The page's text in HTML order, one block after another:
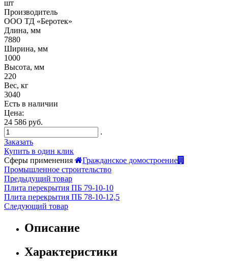
шт
Производитель
ООО ТД «Беротек»
Длина, мм
7880
Ширина, мм
1000
Высота, мм
220
Вес, кг
3040
Есть в наличии
Цена:
24 586 руб.
.
Заказать
Купить в один клик
Сферы применения
Гражданское домостроение
Промышленное строительство
Предыдущий товар
Плита перекрытия ПБ 79-10-10
Плита перекрытия ПБ 78-10-12,5
Следующий товар
Описание
Характеристики